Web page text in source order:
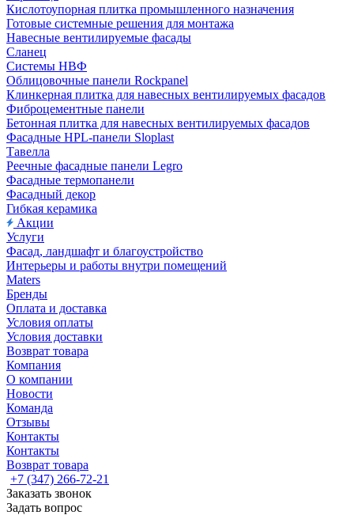
Кислотоупорная плитка промышленного назначения
Готовые системные решения для монтажа
Навесные вентилируемые фасады
Сланец
Системы НВФ
Облицовочные панели Rockpanel
Клинкерная плитка для навесных вентилируемых фасадов
Фиброцементные панели
Бетонная плитка для навесных вентилируемых фасадов
Фасадные HPL-панели Sloplast
Тавелла
Реечные фасадные панели Legro
Фасадные термопанели
Фасадный декор
Гибкая керамика
Акции
Услуги
Фасад, ландшафт и благоустройство
Интерьеры и работы внутри помещений
Maters
Бренды
Оплата и доставка
Условия оплаты
Условия доставки
Возврат товара
Компания
О компании
Новости
Команда
Отзывы
Контакты
Контакты
Возврат товара
+7 (347) 266-72-21
Заказать звонок
Задать вопрос